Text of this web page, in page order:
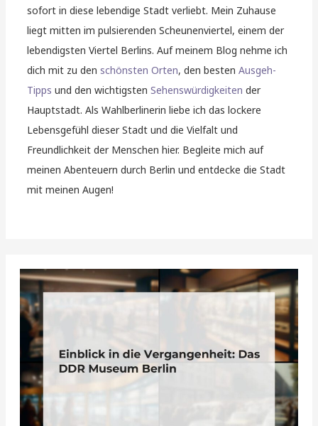
sofort in diese lebendige Stadt verliebt. Mein Zuhause
liegt mitten im pulsierenden Scheunenviertel, einem der
lebendigsten Viertel Berlins. Auf meinem Blog nehme ich
dich mit zu denschönsten Orten, den bestenAusgeh-
Tipps und den wichtigstenSehenswürdigkeiten der
Hauptstadt. Als Wahlberlinerin liebe ich das lockere
Lebensgefühl dieser Stadt und die Vielfalt und
Freundlichkeit der Menschen hier. Begleite mich auf
meinen Abenteuern durch Berlin und entdecke die Stadt
mit meinen Augen!